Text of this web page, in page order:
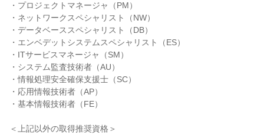
・プロジェクトマネージャ（PM）
・ネットワークスペシャリスト（NW）
・データベーススペシャリスト（DB）
・エンベデットシステムスペシャリスト（ES）
・ITサービスマネージャ（SM）
・システム監査技術者（AU）
・情報処理安全確保支援士（SC）
・応用情報技術者（AP）
・基本情報技術者（FE）
＜上記以外の取得推奨資格＞